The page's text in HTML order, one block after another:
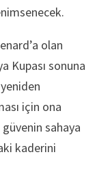
olan
Kupası sonuna
için ona
sahaya
kaderini